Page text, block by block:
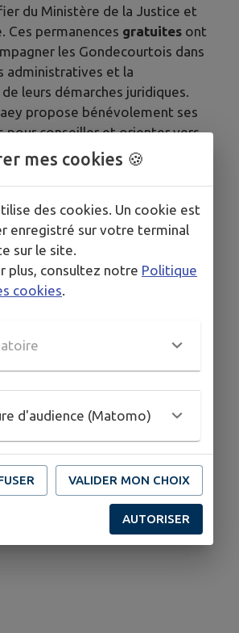
du Ministère de la Justice et
Ces permanences gratuites ont
les Gondecourtois dans
administratives et la
leurs démarches juridiques.
propose bénévolement ses
pour conseiller et orienter vers
d’un point de vue
bien Appréhender les
et pénales.
ont lieu deux fois par mois,
à 11h30. La prise de rendez-
et disponible dès à présent
par mail à
pièce jointe
mes cookies 🍪
des cookies. Un cookie est
enregistré sur votre terminal
sur le site.
plus, consultez notre Politique
cookies
d'audience (Matomo)
VALIDER MON CHOIX
AUTORISER